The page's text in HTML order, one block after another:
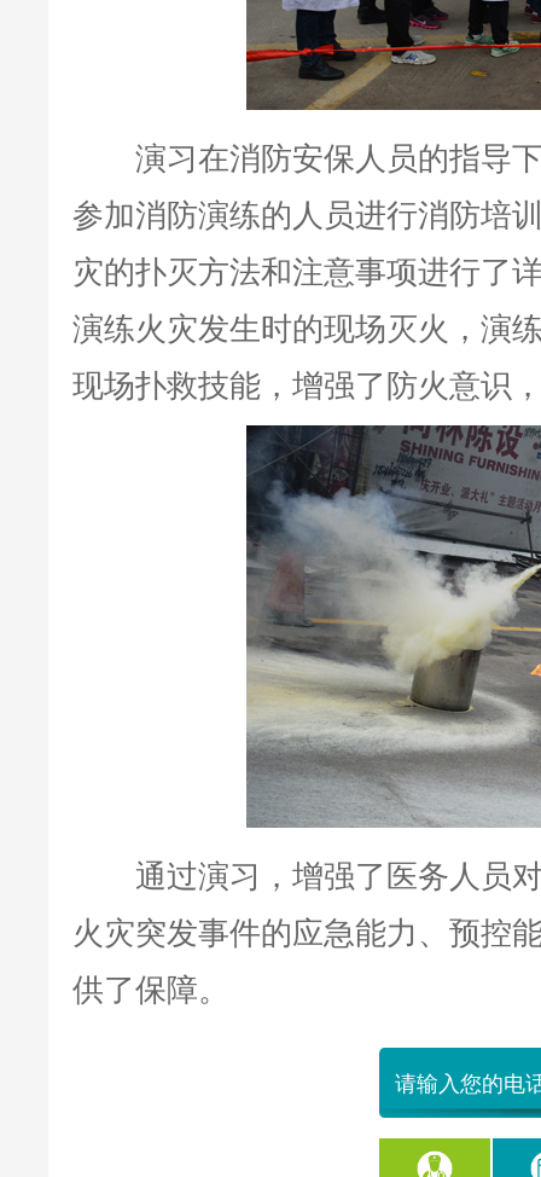
演习在消防安保人员的指导下
参加消防演练的人员进行消防培
灾的扑灭方法和注意事项进行了
演练火灾发生时的现场灭火，演
现场扑救技能，增强了防火意识
通过演习，增强了医务人员对
火灾突发事件的应急能力、预控
供了保障。